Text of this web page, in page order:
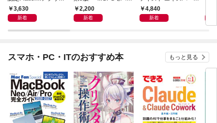
ーションビルダー資格
試験テキスト＆問題集
3,630
新着
ル技術基礎検定/スマー
トフォン・モバイル実
2,200
新着
編-MCPCモバイルシ
ステム技術検定試験1
4,840
新着
スマホ・PC・ITのおすすめ本 もっと見る